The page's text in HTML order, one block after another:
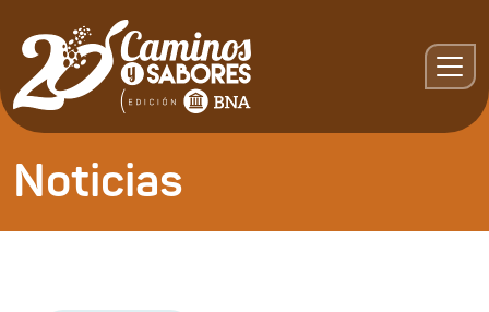
Noticias